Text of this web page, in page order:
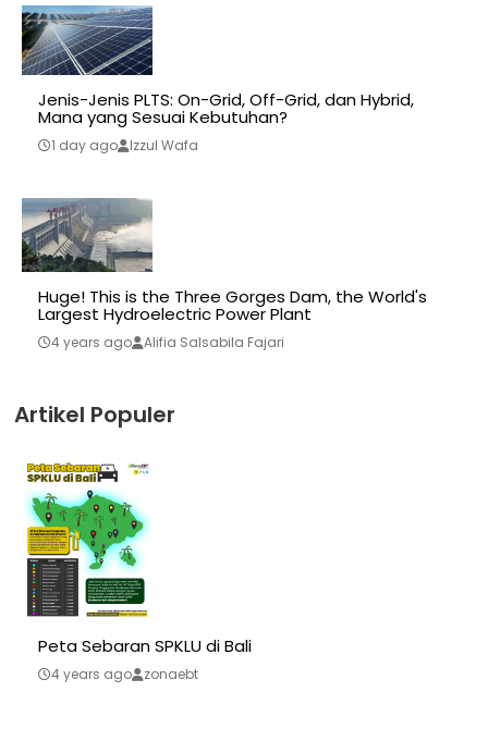
Jenis-Jenis PLTS: On-Grid, Off-Grid, dan Hybrid,
Mana yang Sesuai Kebutuhan?
1 day ago Izzul Wafa
Huge! This is the Three Gorges Dam, the World's
Largest Hydroelectric Power Plant
4 years ago Alifia Salsabila Fajari
Artikel Populer
Peta Sebaran SPKLU di Bali
4 years ago zonaebt